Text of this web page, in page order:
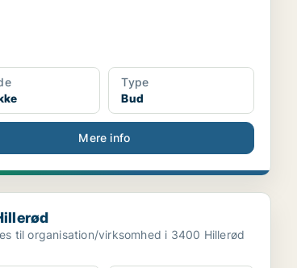
Type
Bud
Mere info
til organisation/virksomhed i 3400 Hillerød